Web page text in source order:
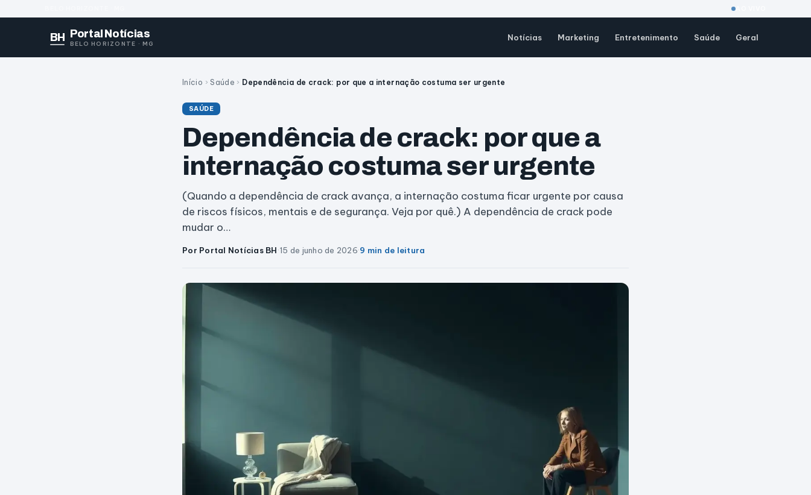
BH Portal Notícias
BELO HORIZONTE · MG
Notícias Marketing Entretenimento Saúde Geral
Início › Saúde › Dependência de crack: por que a internação costuma ser urgente
SAÚDE
Dependência de crack: por que a
internação costuma ser urgente
(Quando a dependência de crack avança, a internação costuma ficar urgente por causa
de riscos físicos, mentais e de segurança. Veja por quê.) A dependência de crack pode
mudar o…
Por Portal Notícias BH·15 de junho de 2026·9 min de leitura